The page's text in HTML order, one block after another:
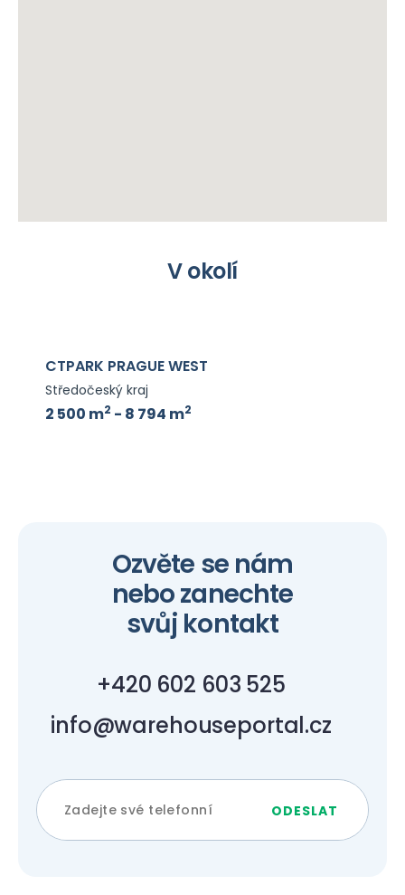
V okolí
CTPARK PRAGUE WEST
Středočeský kraj
2 500 m2 - 8 794 m2
Ozvěte se nám
nebo zanechte
svůj kontakt
+420 602 603 525
info@warehouseportal.cz